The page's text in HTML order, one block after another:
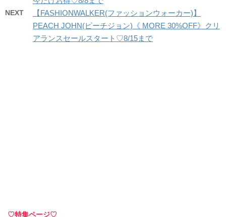
NEXT
【FASHIONWALKER(ファッションウォーカー)】
PEACH JOHN(ピーチジョン)《 MORE 30%OFF》クリ
アランスセールスタート♡8/15まで
♡特集ページ♡